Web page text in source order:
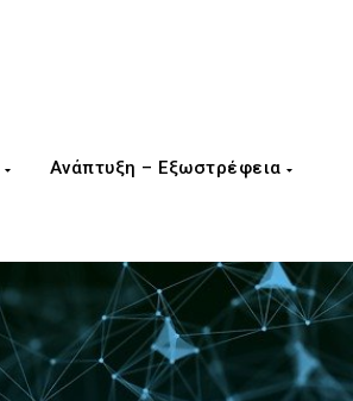
Ανάπτυξη – Εξωστρέφεια